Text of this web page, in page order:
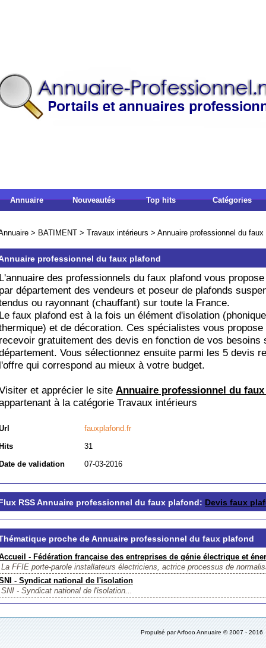
Annuaire Nouveautés Top hits Catégories
> BATIMENT > Travaux intérieurs > Annuaire professionnel du faux
professionnel du faux plafond
des professionnels du faux plafond vous
département des vendeurs et poseur de plafonds
ou rayonnant (chauffant) sur toute la France.
faux plafond est à la fois un élément d'isolation
et de décoration. Ces spécialistes vous propose
gratuitement des devis en fonction de vos besoins
Vous sélectionnez ensuite parmi les 5 devis
qui correspond au mieux à votre budget.
et apprécier le site Annuaire professionnel du
à la catégorie Travaux intérieurs
fauxplafond.fr
31
de validation
07-03-2016
RSS Annuaire professionnel du faux plafond: Devis faux
proche de Annuaire professionnel du faux plafond
- Fédération française des entreprises de génie électrique et
La FFIE porte-parole installateurs électriciens, actrice processus de
- Syndicat national de l'isolation
SNI - Syndicat national de l'isolation...
Propulsé par Arfooo Annuaire © 2007 -